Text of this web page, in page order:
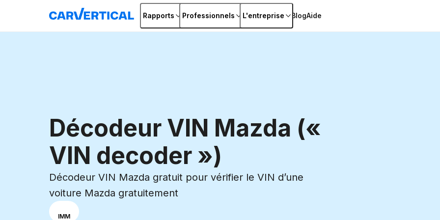
Rapports Professionnels L'entreprise BlogAide
Décodeur VIN Mazda («
VIN decoder »)
Décodeur VIN Mazda gratuit pour vérifier le VIN d’une
voiture Mazda gratuitement
Sélectionne ton
IMM